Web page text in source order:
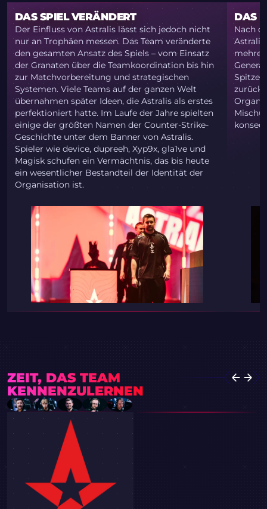
DAS SPIEL VERÄNDERT
Der Einfluss von Astralis lässt sich jedoch nicht
nur an Trophäen messen. Das Team veränderte
den gesamten Ansatz des Spiels – vom Einsatz
der Granaten über die Teamkoordination bis hin
zur Matchvorbereitung und strategischen
Systemen. Viele Teams auf der ganzen Welt
übernahmen später Ideen, die Astralis als erstes
perfektioniert hatte. Im Laufe der Jahre spielten
einige der größten Namen der Counter-Strike-
Geschichte unter dem Banner von Astralis.
Spieler wie device, dupreeh, Xyp9x, gla1ve und
Magisk schufen ein Vermächtnis, das bis heute
ein wesentlicher Bestandteil der Identität der
Organisation ist.
DAS
Nach
Astralis
Spitze
ZEIT, DAS TEAM
KENNENZULERNEN